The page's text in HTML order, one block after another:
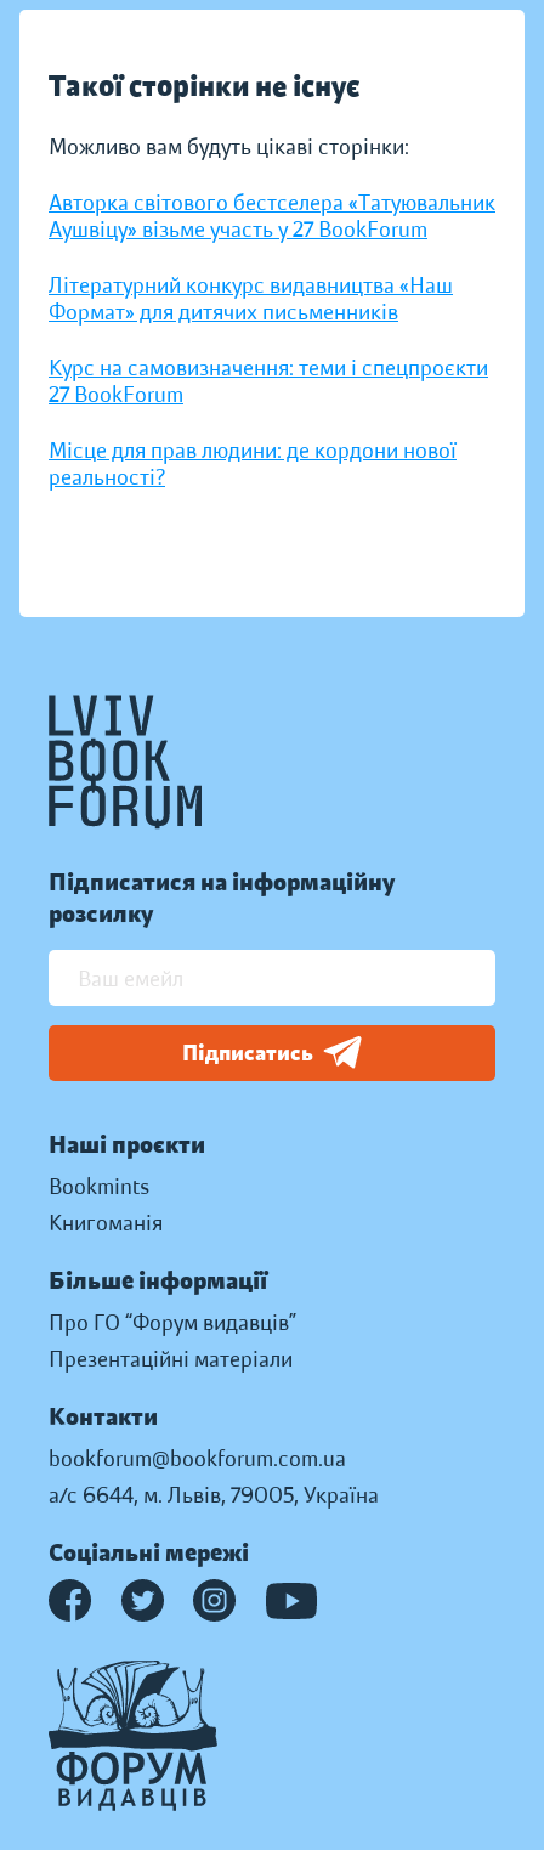
Такої сторінки не існує
Можливо вам будуть цікаві сторінки:
Авторка світового бестселера «Татуювальник
Аушвіцу» візьме участь у 27 BookForum
Літературний конкурс видавництва «Наш
Формат» для дитячих письменників
Курс на самовизначення: теми і спецпроєкти
27 BookForum
Місце для прав людини: де кордони нової
реальності?
Підписатися на інформаційну
розсилку
Підписатись
Наші проєкти
Bookmints
Книгоманія
Більше інформації
Про ГО “Форум видавців”
Презентаційні матеріали
Контакти
bookforum@bookforum.com.ua
а/с 6644, м. Львів, 79005, Україна
Соціальні мережі